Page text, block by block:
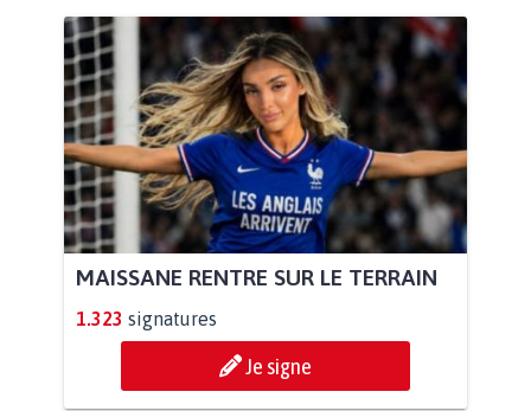
MAISSANE RENTRE SUR LE TERRAIN
1.323 signatures
Je signe